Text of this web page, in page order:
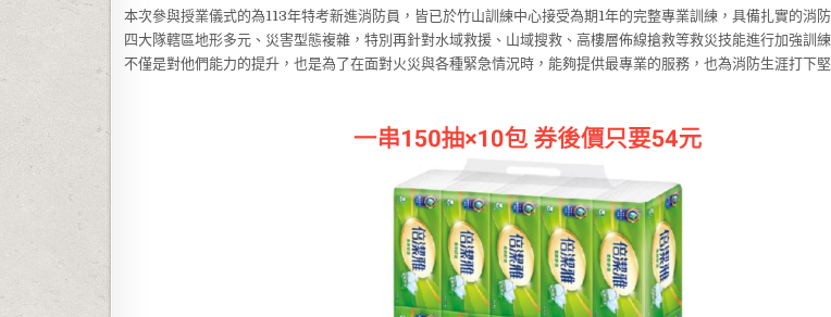
本次參與授業儀式的為113年特考新進消防員，皆已於竹山訓練中心接受為期1年的完整專業訓練，具備扎實的消
四大隊轄區地形多元、災害型態複雜，特別再針對水域救援、山域搜救、高樓層佈線搶救等救災技能進行加強訓
不僅是對他們能力的提升，也是為了在面對火災與各種緊急情況時，能夠提供最專業的服務，也為消防生涯打下堅